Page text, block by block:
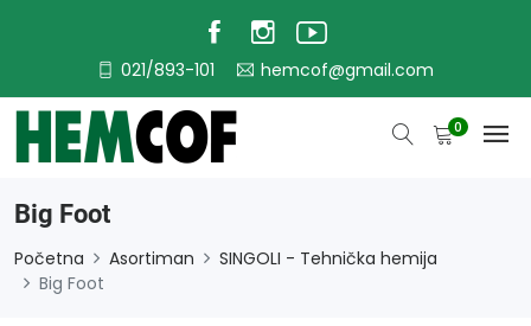
021/893-101 hemcof@gmail.com
0
Big Foot
Početna Asortiman
SINGOLI - Tehnička hemija
Big Foot